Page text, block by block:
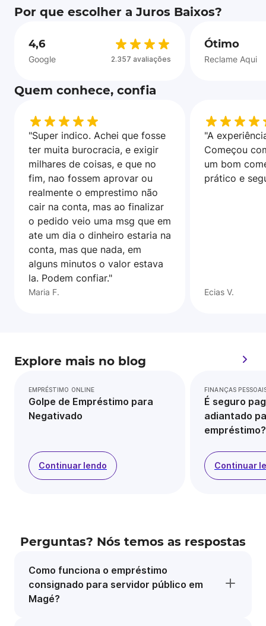
Por que escolher a Juros Baixos?
4,6
Google 2.357 avaliações
Ótimo
Reclame Aqui
Quem conhece, confia
"Super indico. Achei que fosse
ter muita burocracia, e exigir
milhares de coisas, e que no
fim, nao fossem aprovar ou
realmente o emprestimo não
cair na conta, mas ao finalizar
o pedido veio uma msg que em
ate um dia o dinheiro estaria na
conta, mas que nada, em
alguns minutos o valor estava
la. Podem confiar."
Maria F.
"A
Começou
um bom
prático e
Ecias V.
Explore mais no blog
EMPRÉSTIMO ONLINE
Golpe de Empréstimo para
Negativado
Continuar lendo
FINANÇAS
É seguro
adiantado
empréstimo?
Continuar
Perguntas? Nós temos as respostas
Como funciona o empréstimo
consignado para servidor público em
Magé?